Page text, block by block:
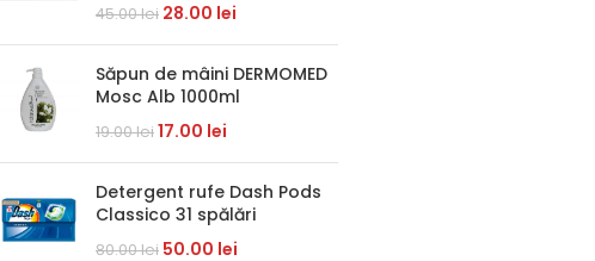
45.00lei 28.00 lei
Săpun de mâini DERMOMED
Mosc Alb 1000ml
19.00lei17.00 lei
Detergent rufe Dash Pods
Classico 31 spălări
80.00lei 50.00 lei